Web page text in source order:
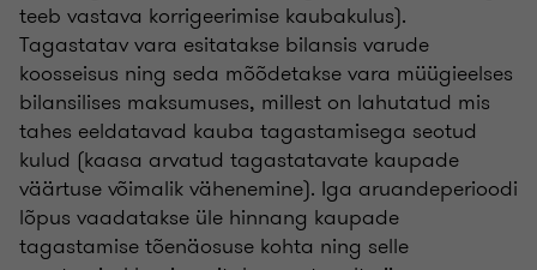
teeb vastava korrigeerimise kaubakulus).
Tagastatav vara esitatakse bilansis varude
koosseisus ning seda mõõdetakse vara müügieelses
bilansilises maksumuses, millest on lahutatud mis
tahes eeldatavad kauba tagastamisega seotud
kulud (kaasa arvatud tagastatavate kaupade
väärtuse võimalik vähenemine). Iga aruandeperioodi
lõpus vaadatakse üle hinnang kaupade
tagastamise tõenäosuse kohta ning selle